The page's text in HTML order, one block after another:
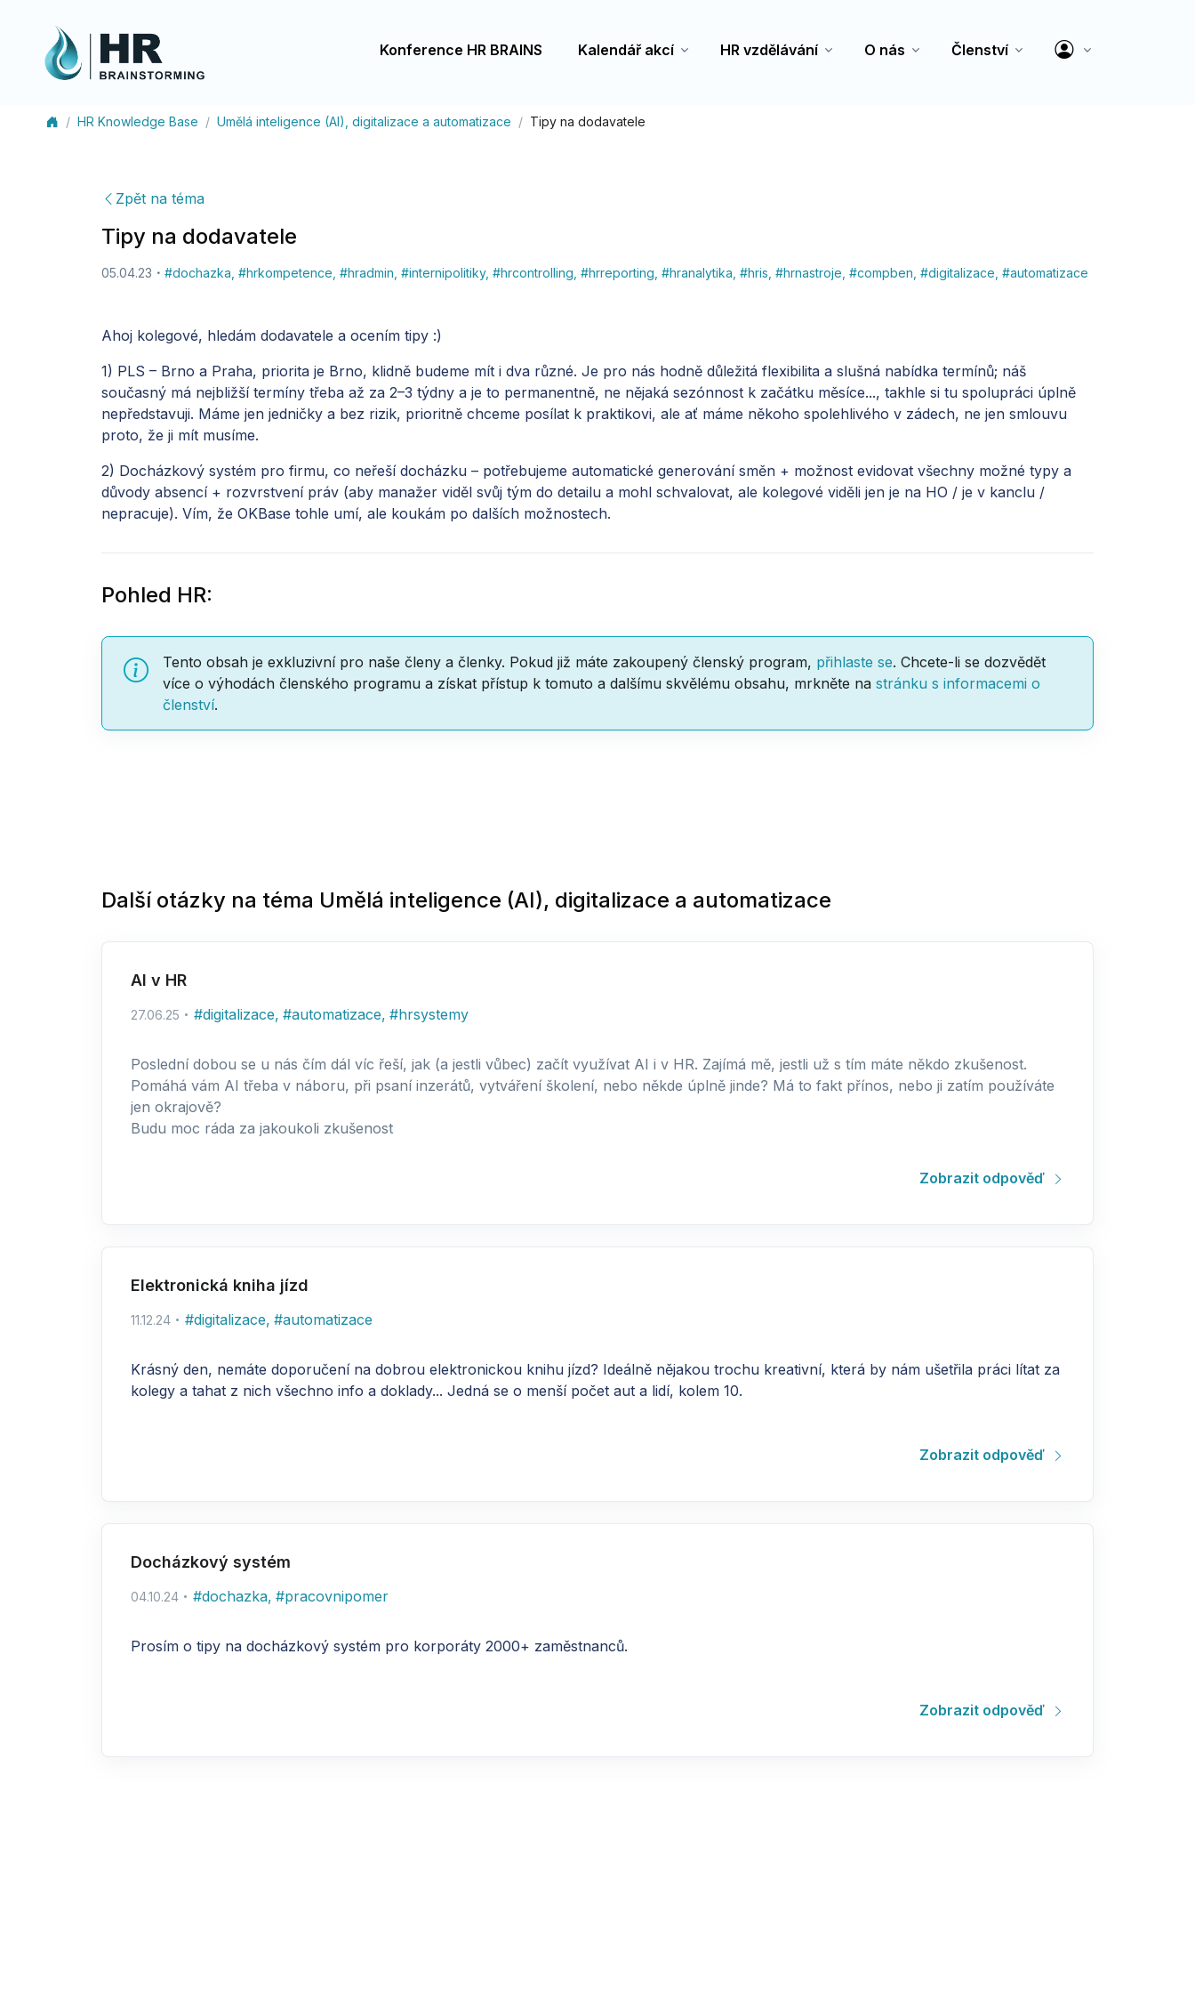
Konference HR BRAINS Kalendář akcí HR vzdělávání O nás Členství
HR Knowledge Base Umělá inteligence (AI), digitalizace a automatizace Tipy na dodavatele
Zpět na téma
Tipy na dodavatele
05.04.23 #dochazka #hrkompetence #hradmin #internipolitiky, #hrcontrolling #hrreporting #hranalytika #hris #hrnastroje #compben #digitalizace #automatizace
Ahoj kolegové, hledám dodavatele a ocením tipy :)
1) PLS – Brno a Praha, priorita je Brno, klidně budeme mít i dva různé. Je pro nás hodně důležitá flexibilita a slušná nabídka termínů; náš
současný má nejbližší termíny třeba až za 2–3 týdny a je to permanentně, ne nějaká sezónnost k začátku měsíce..., takhle si tu spolupráci úplně
nepředstavuji. Máme jen jedničky a bez rizik, prioritně chceme posílat k praktikovi, ale ať máme někoho spolehlivého v zádech, ne jen smlouvu
proto, že ji mít musíme.
2) Docházkový systém pro firmu, co neřeší docházku – potřebujeme automatické generování směn + možnost evidovat všechny možné typy a
důvody absencí + rozvrstvení práv (aby manažer viděl svůj tým do detailu a mohl schvalovat, ale kolegové viděli jen je na HO / je v kanclu /
nepracuje). Vím, že OKBase tohle umí, ale koukám po dalších možnostech.
Pohled HR:
Tento obsah je exkluzivní pro naše členy a členky. Pokud již máte zakoupený členský program, přihlaste se. Chcete-li se dozvědět
více o výhodách členského programu a získat přístup k tomuto a dalšímu skvělému obsahu, mrkněte na stránku s informacemi o
členství.
Další otázky na téma Umělá inteligence (AI), digitalizace a automatizace
AI v HR
27.06.25 #digitalizace, #automatizace, #hrsystemy
Poslední dobou se u nás čím dál víc řeší, jak (a jestli vůbec) začít využívat AI i v HR. Zajímá mě, jestli už s tím máte někdo zkušenost.
Pomáhá vám AI třeba v náboru, při psaní inzerátů, vytváření školení, nebo někde úplně jinde? Má to fakt přínos, nebo ji zatím používáte
jen okrajově?
Budu moc ráda za jakoukoli zkušenost
Zobrazit odpověď
Elektronická kniha jízd
11.12.24 #digitalizace, #automatizace
Krásný den, nemáte doporučení na dobrou elektronickou knihu jízd? Ideálně nějakou trochu kreativní, která by nám ušetřila práci lítat za
kolegy a tahat z nich všechno info a doklady... Jedná se o menší počet aut a lidí, kolem 10.
Zobrazit odpověď
Docházkový systém
04.10.24 #dochazka, #pracovnipomer
Prosím o tipy na docházkový systém pro korporáty 2000+ zaměstnanců.
Zobrazit odpověď